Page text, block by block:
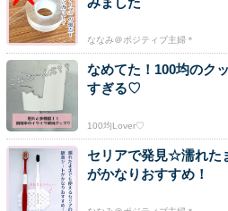
ななみ＠ポジティブ主婦＊
なめてた！100均のク
すぎる♡
100均Lover♡
セリアで発見☆濡れた
がかなりおすすめ！